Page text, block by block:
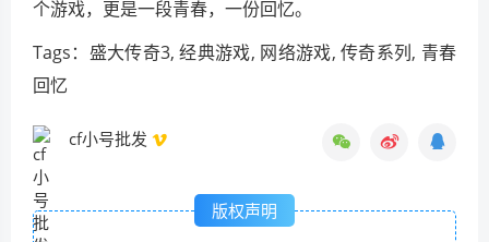
个游戏，更是一段青春，一份回忆。
Tags：盛大传奇3, 经典游戏, 网络游戏, 传奇系列, 青春
回忆
cf小号批发
版权声明